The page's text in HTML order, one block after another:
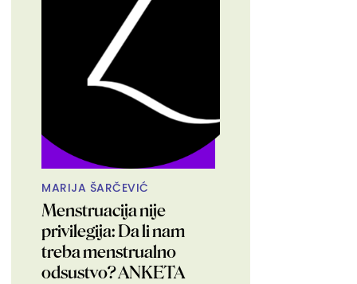
MARIJA ŠARČEVIĆ
Menstruacija nije
privilegija: Da li nam
treba menstrualno
odsustvo? ANKETA